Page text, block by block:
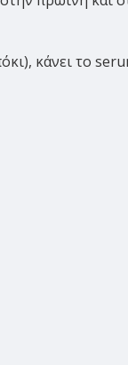
κάνει το